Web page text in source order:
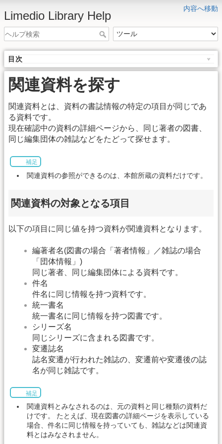
内容へ移動
Limedio Library Help
目次
関連資料を探す
関連資料とは、資料の書誌情報の特定の項目が同じであ
る資料です。
現在確認中の資料の詳細ページから、同じ著者の図書、
同じ編集団体の雑誌などをたどって探せます。
補足
関連資料の参照ができるのは、本館所蔵の資料だけです。
関連資料の対象となる項目
以下の項目に同じ値を持つ資料が関連資料となります。
編著者名(図書の場合「著者情報」／雑誌の場合
「団体情報」)
同じ著者、同じ編集団体による資料です。
件名
件名に同じ情報を持つ資料です。
統一書名
統一書名に同じ情報を持つ図書です。
シリーズ名
同じシリーズに含まれる図書です。
変遷誌名
誌名変遷が行われた雑誌の、変遷前や変遷後の誌
名が同じ雑誌です。
補足
関連資料とみなされるのは、元の資料と同じ種類の資料だ
けです。 たとえば、現在図書の詳細ページを表示している
場合、件名に同じ情報を持っていても、雑誌などは関連資
料とはみなされません。